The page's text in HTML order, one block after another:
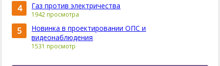
4 Газ против электричества
1942 просмотра
5
Новинка в проектировании ОПС и
видеонаблюдения
1531 просмотр